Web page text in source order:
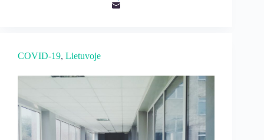
COVID-19, Lietuvoje